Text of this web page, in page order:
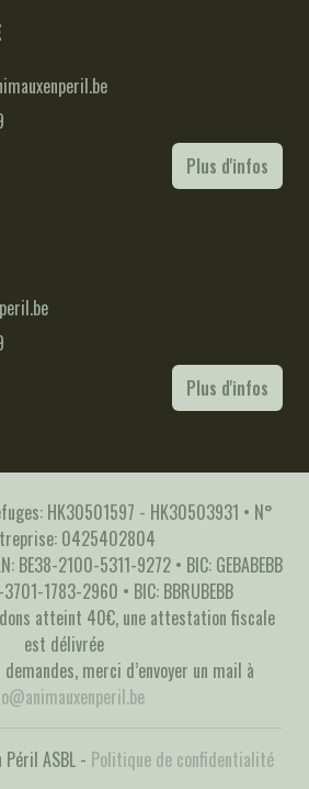
Plus d'infos
Plus d'infos
HK30501597 - HK30503931 • N°
0425402804
BE38-2100-5311-9272 • BIC: GEBABEBB
3701-1783-2960 • BIC: BBRUBEBB
atteint 40€, une attestation fiscale
est délivrée
merci d’envoyer un mail à
ASBL - Politique de confidentialité